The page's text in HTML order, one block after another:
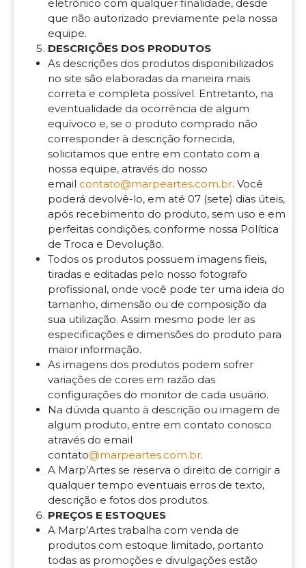
eletrônico com qualquer finalidade, desde
que não autorizado previamente pela nossa
equipe.
DESCRIÇÕES DOS PRODUTOS
As descrições dos produtos disponibilizados
no site são elaboradas da maneira mais
correta e completa possível. Entretanto, na
eventualidade da ocorrência de algum
equívoco e, se o produto comprado não
corresponder à descrição fornecida,
solicitamos que entre em contato com a
nossa equipe, através do nosso
email contato@marpeartes.com.br. Você
poderá devolvê-lo, em até 07 (sete) dias úteis,
após recebimento do produto, sem uso e em
perfeitas condições, conforme nossa Política
de Troca e Devolução.
Todos os produtos possuem imagens fieis,
tiradas e editadas pelo nosso fotografo
profissional, onde você pode ter uma ideia do
tamanho, dimensão ou de composição da
sua utilização. Assim mesmo pode ler as
especificações e dimensões do produto para
maior informação.
As imagens dos produtos podem sofrer
variações de cores em razão das
configurações do monitor de cada usuário.
Na dúvida quanto à descrição ou imagem de
algum produto, entre em contato conosco
através do email
contato@marpeartes.com.br.
A Marp’Artes se reserva o direito de corrigir a
qualquer tempo eventuais erros de texto,
descrição e fotos dos produtos.
PREÇOS E ESTOQUES
A Marp’Artes trabalha com venda de
produtos com estoque limitado, portanto
todas as promoções e divulgações estão